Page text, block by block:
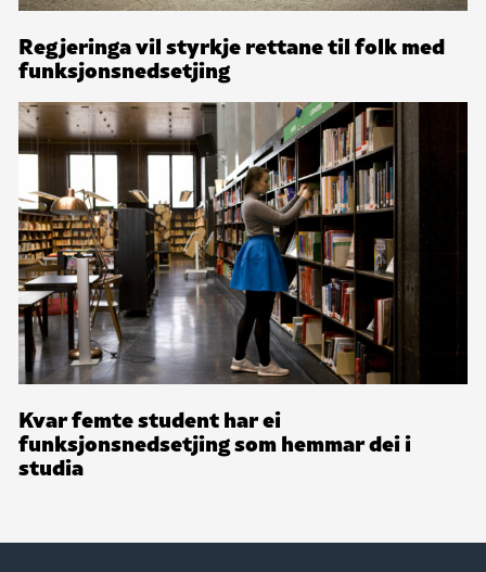
Regjeringa vil styrkje rettane til folk med
funksjonsnedsetjing
Kvar femte student har ei
funksjonsnedsetjing som hemmar dei i
studia